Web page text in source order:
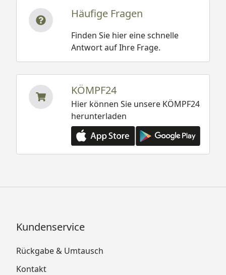
Häufige Fragen
Finden Sie hier eine schnelle
Antwort auf Ihre Frage.
KÖMPF24
Hier können Sie unsere KÖMPF24
herunterladen
Kundenservice
Rückgabe & Umtausch
Kontakt